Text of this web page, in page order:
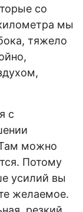
со
мы
тяжело
с
можно
Потому
усилий вы
желаемое.